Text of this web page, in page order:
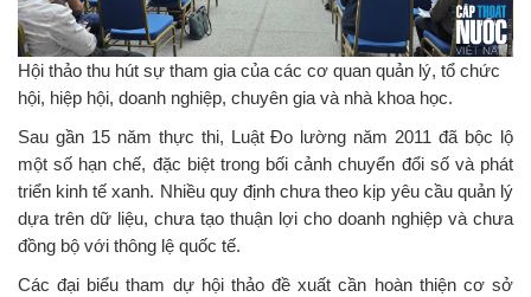
Hội thảo thu hút sự tham gia của các cơ quan quản lý, tổ chức
hội, hiệp hội, doanh nghiệp, chuyên gia và nhà khoa học.
Sau gần 15 năm thực thi, Luật Đo lường năm 2011 đã bộc lộ
một số hạn chế, đặc biệt trong bối cảnh chuyển đổi số và phát
triển kinh tế xanh. Nhiều quy định chưa theo kịp yêu cầu quản lý
dựa trên dữ liệu, chưa tạo thuận lợi cho doanh nghiệp và chưa
đồng bộ với thông lệ quốc tế.
Các đại biểu tham dự hội thảo đề xuất cần hoàn thiện cơ sở